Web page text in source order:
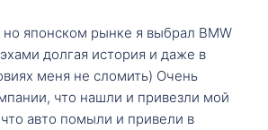
но японском рынке я выбрал BMW
долгая история и даже в
меня не сломить) Очень
что нашли и привезли мой
авто помыли и привели в